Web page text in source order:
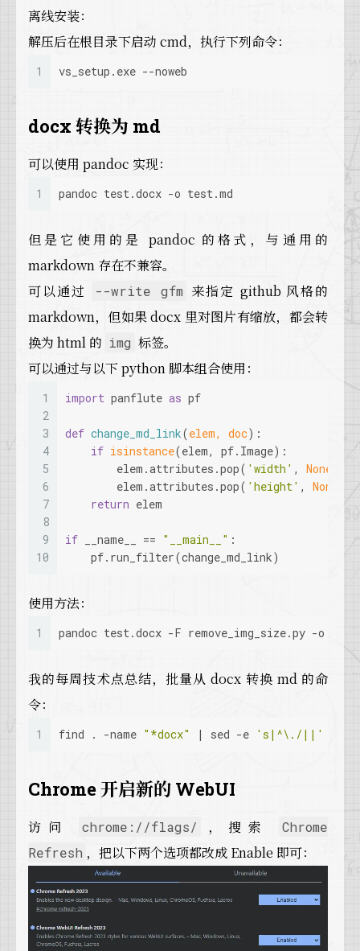
离线安装：
解压后在根目录下启动 cmd，执行下列命令：
1 vs_setup.exe --noweb
docx 转换为 md
可以使用 pandoc 实现：
1 pandoc test.docx -o test.md
但是它使用的是 pandoc 的格式，与通用的
markdown 存在不兼容。
可以通过
--write gfm 来指定 github 风格的
markdown，但如果 docx 里对图片有缩放，都会转
换为 html 的 img 标签。
可以通过与以下 python 脚本组合使用：
1
2
3
4
5
6
7
8
9
10
import panflute as pf
def change_md_link(elem, doc):
if isinstance(elem, pf.Image):
        elem.attributes.pop(
'width' , None
        elem.attributes.pop(
'height' , None
return elem
if __name__ == "__main__" :
    pf.run_filter(change_md_link)
使用方法：
1 pandoc test.docx -F remove_img_size.py -o
我的每周技术点总结，批量从 docx 转换 md 的命
令：
1 find . -name "*docx" | sed -e 's|^\./||'
Chrome 开启新的 WebUI
访问 chrome://flags/ ，搜索
Chrome
Refresh ，把以下两个选项都改成 Enable 即可：